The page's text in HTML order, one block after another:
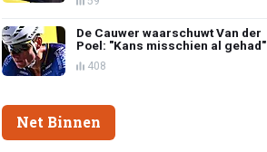
De Cauwer waarschuwt Van der
Poel: "Kans misschien al gehad"
408
Net Binnen